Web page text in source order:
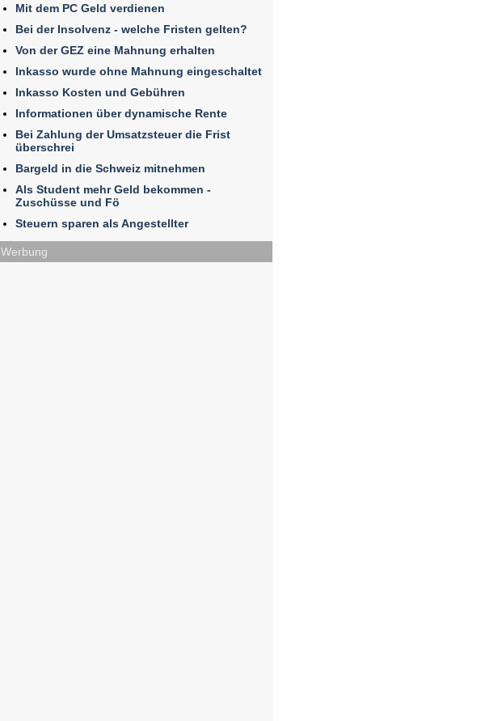
Mit dem PC Geld verdienen
Bei der Insolvenz - welche Fristen gelten?
Von der GEZ eine Mahnung erhalten
Inkasso wurde ohne Mahnung eingeschaltet
Inkasso Kosten und Gebühren
Informationen über dynamische Rente
Bei Zahlung der Umsatzsteuer die Frist
überschrei
Bargeld in die Schweiz mitnehmen
Als Student mehr Geld bekommen -
Zuschüsse und Fö
Steuern sparen als Angestellter
Werbung